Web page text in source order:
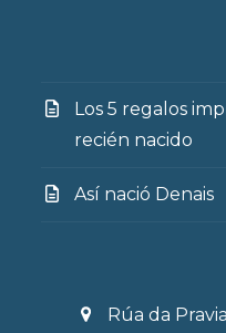
Los 5 regalos
recién nacido
Así nació Denais
Rúa da